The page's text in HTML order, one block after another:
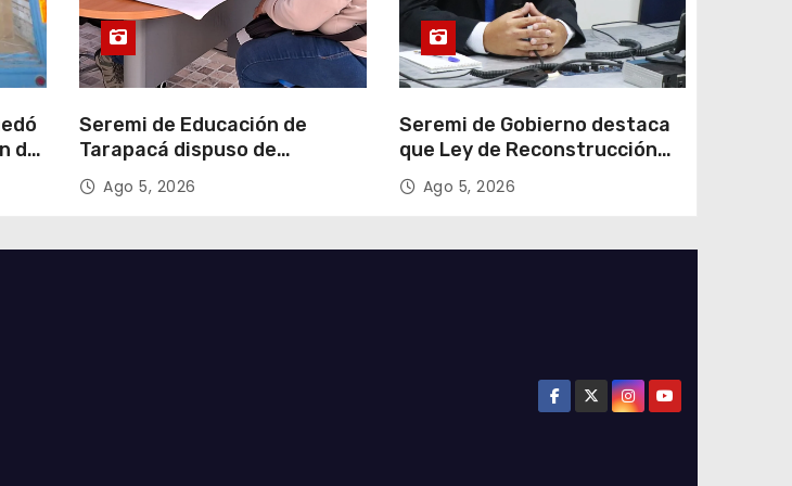
de
Seremi de Educación de
Tarapacá dispuso de
facilitadores para apoyar
proceso de Admisión Escolar
Ago 5, 2026
Seremi de Gobierno destaca
que Ley de Reconstrucción
Nacional impulsará la
inversión y el empleo en
Ago 5, 2026